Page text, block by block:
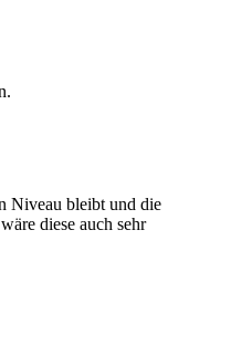
Niveau bleibt und die
diese auch sehr